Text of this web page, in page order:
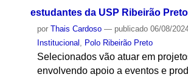
estudantes da USP Ribeirão Preto
por Thais Cardoso — publicado06/08/
Institucional , Polo Ribeirão Preto
Selecionados vão atuar em
envolvendo apoio a eventos e